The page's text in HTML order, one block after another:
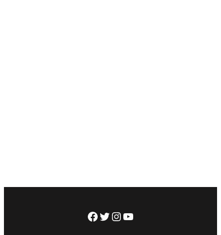
Facebook
Twitter
Instagram
YouTube